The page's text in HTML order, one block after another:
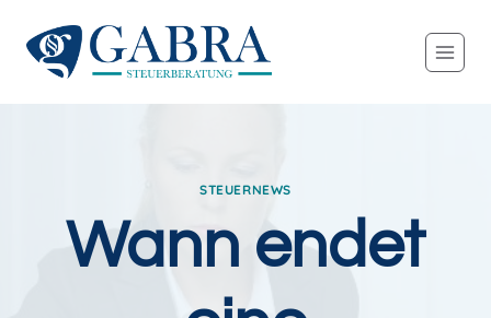
Inhalt
springen
STEUERNEWS
Wann endet